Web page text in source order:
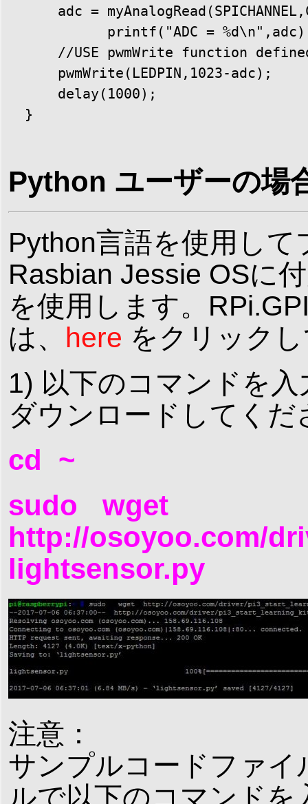
adc =
printf("ADC =
//USE pwmWrite function
      pwmWrite(LEDPIN,1023-adc);
      delay(1000);
  }
Python ユーザーの場
Python言語を使用し
Rasbian Jessie OSに
を使用します。
は、 here をクリック
1) 以下のコマンドを
ダウンロードしてくだ
cd ~
sudo wget
http://osoyoo.com/
lightsensor.py
注意：
サンプルコードファ
ルで以下のコマンド